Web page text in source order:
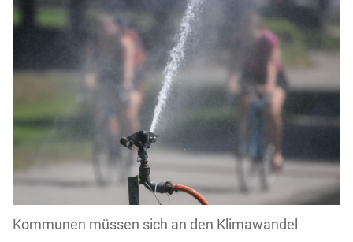
Kommunen müssen sich an den Klimawandel